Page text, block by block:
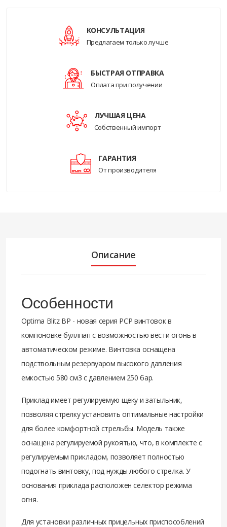
КОНСУЛЬТАЦИЯ
Предлагаем только лучше
БЫСТРАЯ ОТПРАВКА
Оплата при получении
ЛУЧШАЯ ЦЕНА
Собственный импорт
ГАРАНТИЯ
От производителя
Описание
Особенности
Optima Blitz BP - новая серия PCP винтовок в
компоновке буллпап с возможностью вести огонь в
автоматическом режиме. Винтовка оснащена
подствольным резервуаром высокого давления
емкостью 580 см3 с давлением 250 бар.
Приклад имеет регулируемую щеку и затыльник,
позволяя стрелку установить оптимальные настройки
для более комфортной стрельбы. Модель также
оснащена регулируемой рукоятью, что, в комплекте с
регулируемым прикладом, позволяет полностью
подогнать винтовку, под нужды любого стрелка. У
основания приклада расположен селектор режима
огня.
Для установки различных прицельных приспособлений